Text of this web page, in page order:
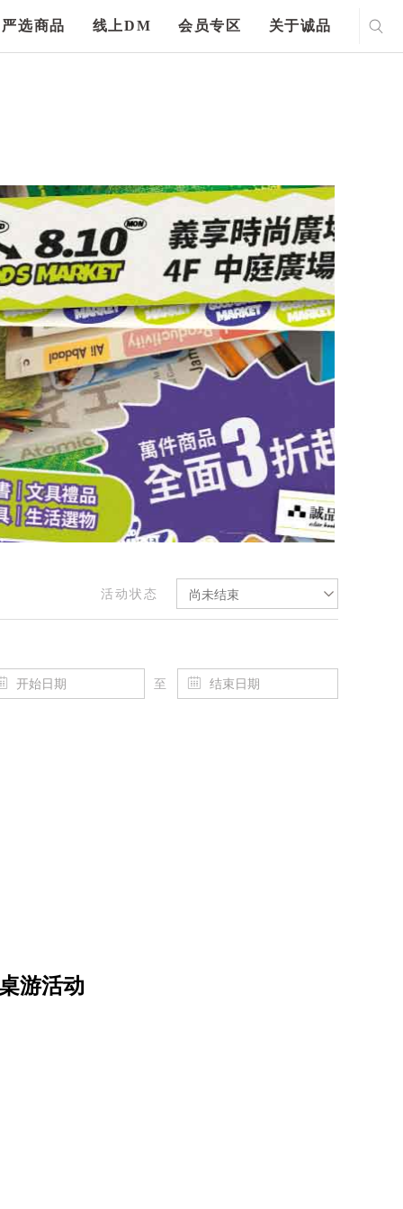
严选商品 线上DM 会员专区 关于诚品
活动状态 尚未结束
至
游活动